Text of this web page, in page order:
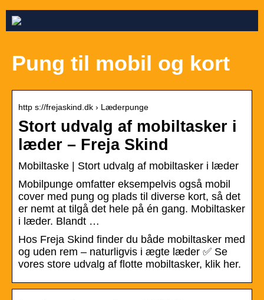
Pung til mobil og kort
http s://frejaskind.dk › Læderpunge
Stort udvalg af mobiltasker i
læder – Freja Skind
Mobiltaske | Stort udvalg af mobiltasker i læder
Mobilpunge omfatter eksempelvis også mobil
cover med pung og plads til diverse kort, så det
er nemt at tilgå det hele på én gang. Mobiltasker
i læder. Blandt …
Hos Freja Skind finder du både mobiltasker med
og uden rem – naturligvis i ægte læder ✅ Se
vores store udvalg af flotte mobiltasker, klik her.